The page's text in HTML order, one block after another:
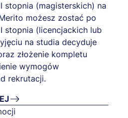
stopnia (magisterskich) na
możesz zostać po
stopnia (licencjackich lub
na studia decyduje
złożenie kompletu
wymogów
rekrutacji.